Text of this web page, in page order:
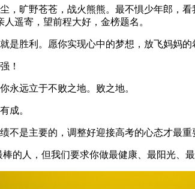
，旷野苍苍，战火熊熊。最不惧少年郎，
遥寄，望前程大好，金榜题名。
是胜利。愿你实现心中的梦想，放飞妈妈
！
永远立于不败之地。败之地。
成。
不是主要的，调整好迎接高考的心态才最
的人，但我们要求你做最健康、最阳光、最